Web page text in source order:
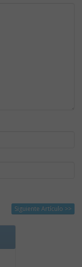
Siguiente Artículo >>